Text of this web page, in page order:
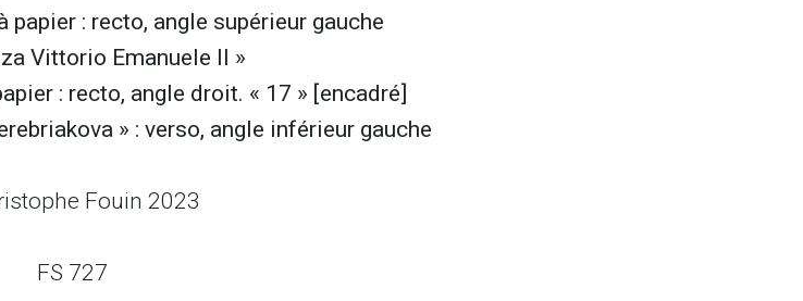
: recto, angle supérieur gauche
Vittorio Emanuele II »
: recto, angle droit. « 17 » [encadré]
» : verso, angle inférieur gauche
Fouin 2023
FS 727